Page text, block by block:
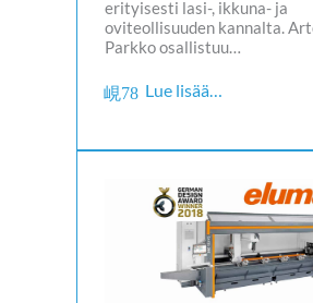
erityisesti lasi-, ikkuna- ja
oviteollisuuden kannalta.
Parkko osallistuu…
Lue lisää…